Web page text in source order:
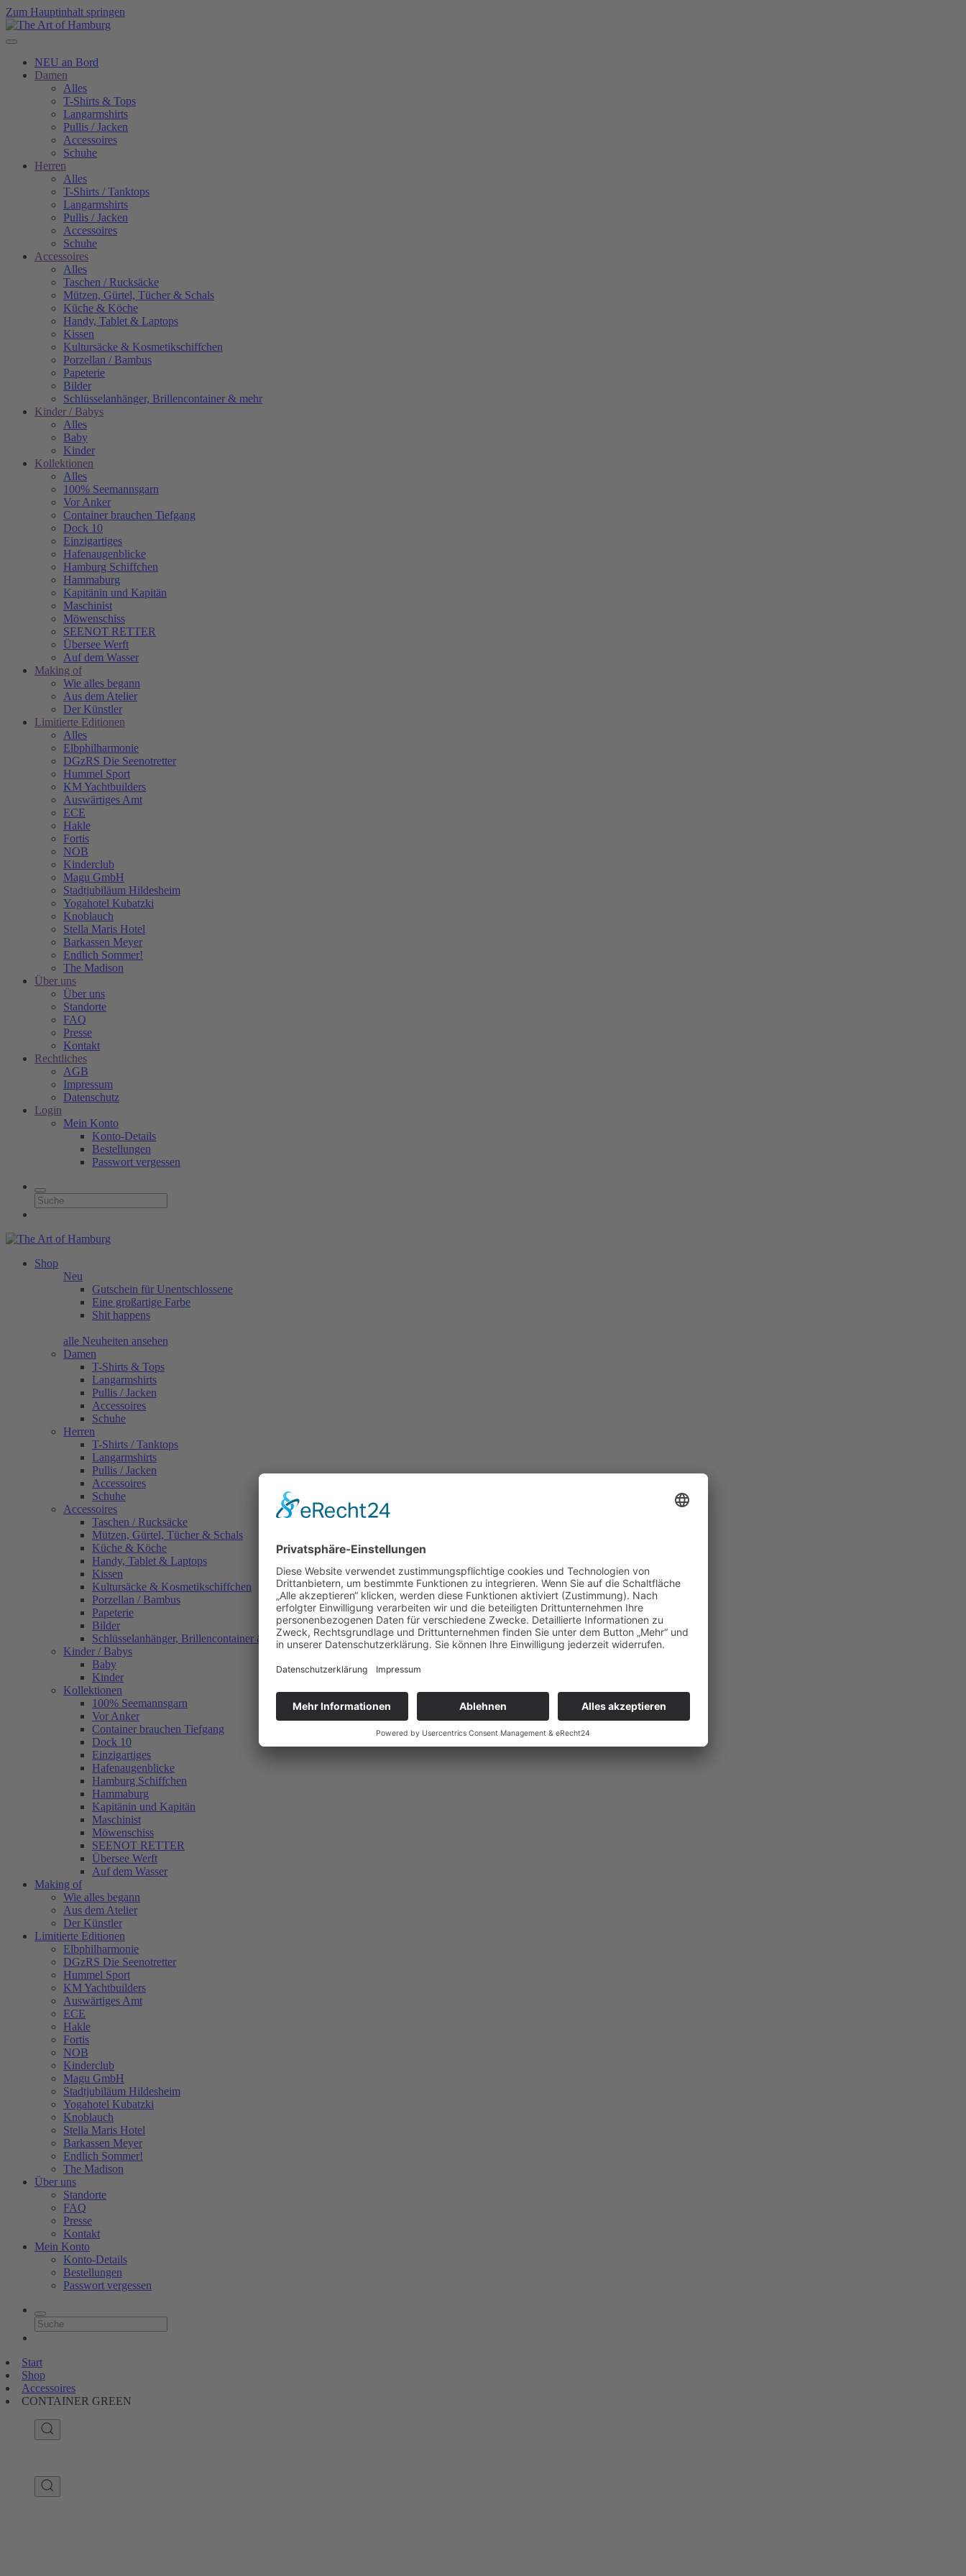
Zum Hauptinhalt springen
NEU an Bord
Damen
Alles
T-Shirts & Tops
Langarmshirts
Pullis / Jacken
Accessoires
Schuhe
Herren
Alles
T-Shirts / Tanktops
Langarmshirts
Pullis / Jacken
Accessoires
Schuhe
Accessoires
Alles
Taschen / Rucksäcke
Mützen, Gürtel, Tücher & Schals
Küche & Köche
Handy, Tablet & Laptops
Kissen
Kultursäcke & Kosmetikschiffchen
Porzellan / Bambus
Papeterie
Bilder
Schlüsselanhänger, Brillencontainer & mehr
Kinder / Babys
Alles
Baby
Kinder
Kollektionen
Alles
100% Seemannsgarn
Vor Anker
Container brauchen Tiefgang
Dock 10
Einzigartiges
Hafenaugen­blicke
Hamburg Schiffchen
Hammaburg
Kapitänin und Kapitän
Maschinist
Möwenschiss
SEENOT RETTER
Übersee Werft
Auf dem Wasser
Making of
Wie alles begann
Aus dem Atelier
Der Künstler
Limitierte Editionen
Alles
Elbphilharmonie
DGzRS Die Seenotretter
Hummel Sport
KM Yachtbuilders
Auswärtiges Amt
ECE
Hakle
Fortis
NOB
Kinderclub
Magu GmbH
Stadtjubiläum Hildesheim
Yogahotel Kubatzki
Knoblauch
Stella Maris Hotel
Barkassen Meyer
Endlich Sommer!
The Madison
Über uns
Über uns
Standorte
FAQ
Presse
Kontakt
Rechtliches
AGB
Impressum
Datenschutz
Login
Mein Konto
Konto-Details
Bestellungen
Passwort vergessen
Shop
Neu
Gutschein für Unentschlossene
Eine großartige Farbe
Shit happens
alle Neuheiten ansehen
Damen
T-Shirts & Tops
Langarmshirts
Pullis / Jacken
Accessoires
Schuhe
Herren
T-Shirts / Tanktops
Langarmshirts
Pullis / Jacken
Accessoires
Schuhe
Accessoires
Taschen / Rucksäcke
Mützen, Gürtel, Tücher & Schals
Küche & Köche
Handy, Tablet & Laptops
Kissen
Kultursäcke & Kosmetikschiffchen
Porzellan / Bambus
Papeterie
Bilder
Schlüsselanhänger, Brillencontainer & mehr
Kinder / Babys
Baby
Kinder
Kollektionen
100% Seemannsgarn
Vor Anker
Container brauchen Tiefgang
Dock 10
Einzigartiges
Hafenaugen­blicke
Hamburg Schiffchen
Hammaburg
Kapitänin und Kapitän
Maschinist
Möwenschiss
SEENOT RETTER
Übersee Werft
Auf dem Wasser
Making of
Wie alles begann
Aus dem Atelier
Der Künstler
Limitierte Editionen
Elbphilharmonie
DGzRS Die Seenotretter
Hummel Sport
KM Yachtbuilders
Auswärtiges Amt
ECE
Hakle
Fortis
NOB
Kinderclub
Magu GmbH
Stadtjubiläum Hildesheim
Yogahotel Kubatzki
Knoblauch
Stella Maris Hotel
Barkassen Meyer
Endlich Sommer!
The Madison
Über uns
Standorte
FAQ
Presse
Kontakt
Mein Konto
Konto-Details
Bestellungen
Passwort vergessen
Start
Shop
Accessoires
CONTAINER GREEN